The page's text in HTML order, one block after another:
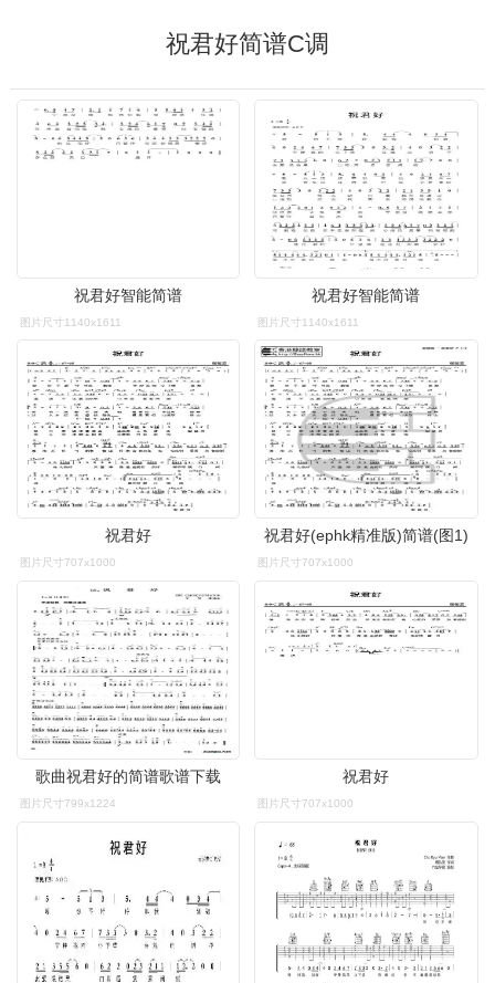
祝君好简谱C调
祝君好智能简谱
图片尺寸1140x1611
祝君好智能简谱
图片尺寸1140x1611
祝君好
图片尺寸707x1000
祝君好(ephk精准版)简谱(图1)
图片尺寸707x1000
歌曲祝君好的简谱歌谱下载
图片尺寸799x1224
祝君好
图片尺寸707x1000